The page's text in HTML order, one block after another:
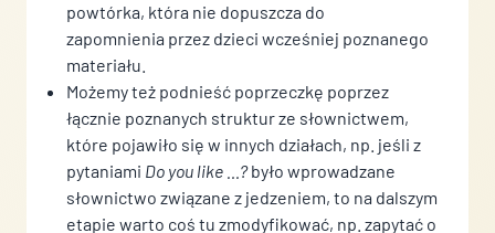
powtórka, która nie dopuszcza do
zapomnienia przez dzieci wcześniej poznanego
materiału.
Możemy też podnieść poprzeczkę poprzez
łącznie poznanych struktur ze słownictwem,
które pojawiło się w innych działach, np. jeśli z
pytaniami Do you like …?było wprowadzane
słownictwo związane z jedzeniem, to na dalszym
etapie warto coś tu zmodyfikować, np. zapytać o